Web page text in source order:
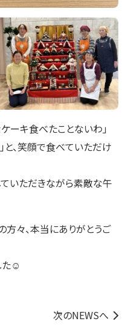
ーキ食べたことないわ」
と、笑顔で食べていただけ
ていただきながら素敵な午
方々、本当にありがとうご
た☺️
次のNEWSへ